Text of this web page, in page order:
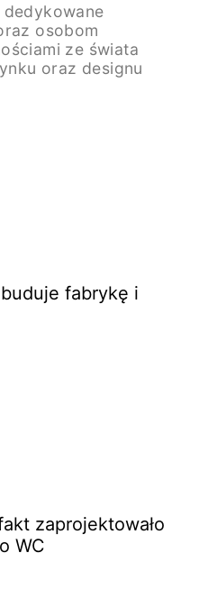
dedykowane
osobom
ze świata
oraz designu
fabrykę i
zaprojektowało
WC